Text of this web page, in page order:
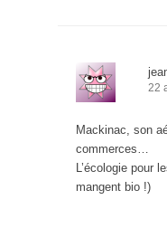
22
Mackinac, son
commerces…
L’écologie pour
mangent bio !)